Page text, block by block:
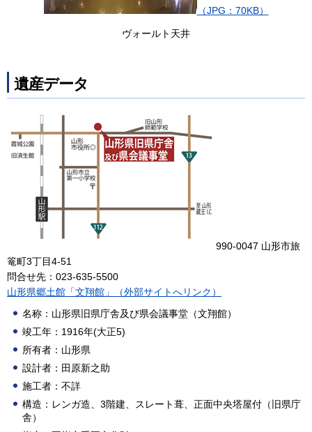
（JPG：70KB）
ヴォールト天井
遺産データ
990-0047 山形市旅
篭町3丁目4-51
問合せ先：023-635-5500
山形県郷土館「文翔館」（外部サイトへリンク）
名称：山形県旧県庁舎及び県会議事堂（文翔館）
竣工年：1916年(大正5)
所有者：山形県
設計者：田原新之助
施工者：不詳
構造：レンガ造、3階建、スレート葺、正面中央塔屋付（旧県庁
舎）